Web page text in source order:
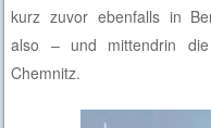
kurz zuvor ebenfalls in
also – und mittendrin
Chemnitz.